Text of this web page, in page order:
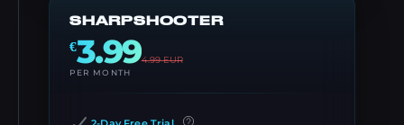
SHARPSHOOTER
€3.994.99EUR
PER MONTH